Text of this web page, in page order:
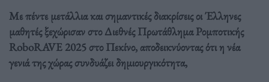
Με πέντε μετάλλια και σημαντικές διακρίσεις οι Έλληνες
μαθητές ξεχώρισαν στο Διεθνές Πρωτάθλημα Ρομποτικής
RoboRAVE 2025 στο Πεκίνο, αποδεικνύοντας ότι η νέα
γενιά της χώρας συνδυάζει δημιουργικότητα,